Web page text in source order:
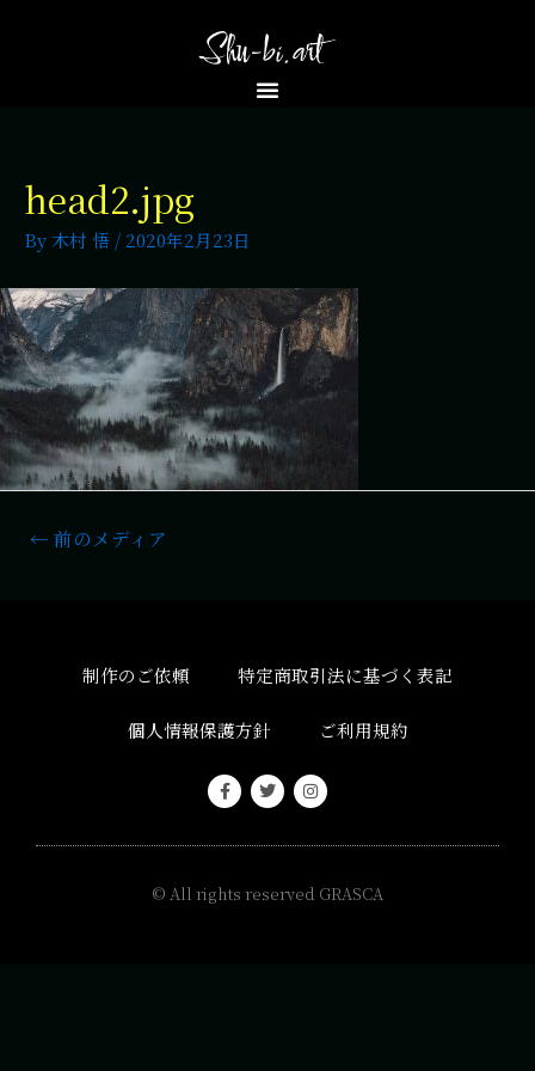
head2.jpg
By 木村 悟 / 2020年2月23日
← 前のメディア
制作のご依頼 特定商取引法に基づく表記
個人情報保護方針 ご利用規約
© All rights reserved GRASCA